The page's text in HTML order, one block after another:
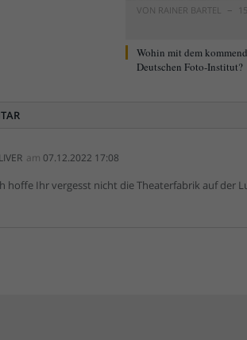
VON RAINER BARTEL
Wohin mit dem
Deutschen Foto-Institut?
am 07.12.2022 17:08
hoffe Ihr vergesst nicht die Theaterfabrik auf der